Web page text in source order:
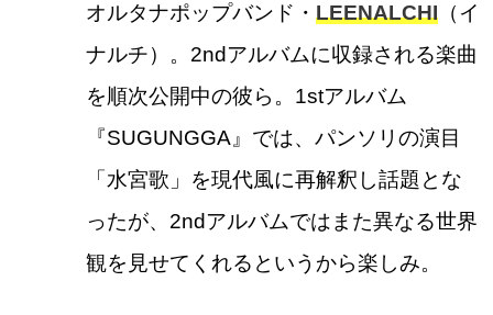
オルタナポップバンド・ LEENALCHI（イ
ナルチ）。2ndアルバムに収録される楽曲
を順次公開中の彼ら。1stアルバム
『SUGUNGGA』では、パンソリの演目
「水宮歌」を現代風に再解釈し話題とな
ったが、2ndアルバムではまた異なる世界
観を見せてくれるというから楽しみ。